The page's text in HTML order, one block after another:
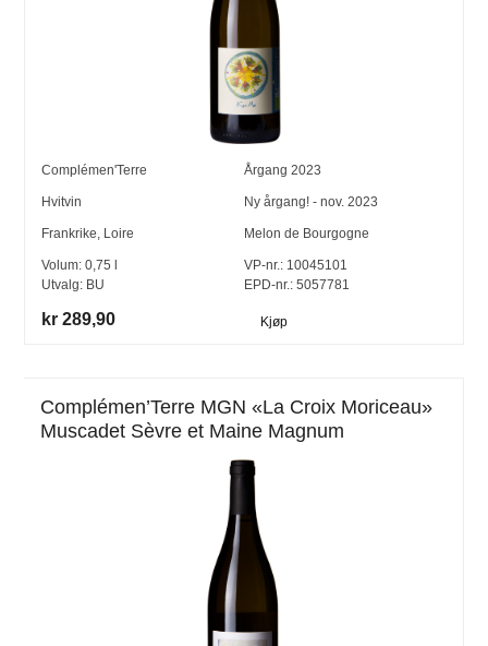
Complémen'Terre Årgang 2023
Hvitvin Ny årgang! - nov. 2023
Frankrike, Loire Melon de Bourgogne
Volum:0,75
Utvalg: BU
VP-nr.: 10045101
EPD-nr.: 5057781
kr 289,90 Kjøp
Complémen’Terre MGN «La Croix Moriceau»
Muscadet Sèvre et Maine Magnum